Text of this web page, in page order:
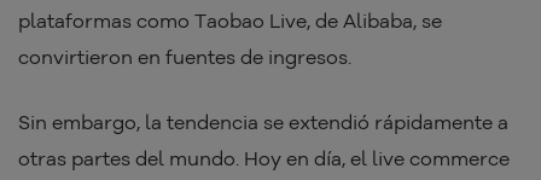
plataformas como Taobao Live, de Alibaba, se
convirtieron en fuentes de ingresos.
Sin embargo, la tendencia se extendió rápidamente a
otras partes del mundo. Hoy en día, el live commerce